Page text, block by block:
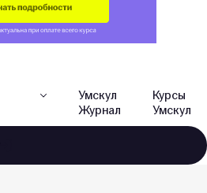
Умскул
Журнал
Курсы
Умскул